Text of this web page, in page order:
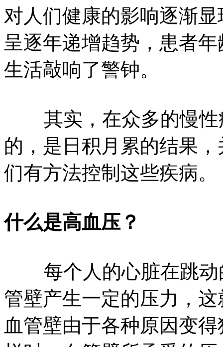
对人们健康的影响逐渐
呈逐年递增趋势，患者
生活敲响了警钟。
其实，在众多的慢性
的，是日积月累的结果
们有方法控制这些疾病。
什么是高血压？
每个人的心脏在跳动
管壁产生一定的压力，
血管壁由于各种原因变